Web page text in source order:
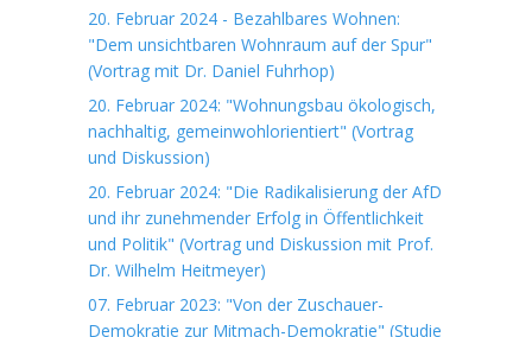
20. Februar 2024 - Bezahlbares Wohnen:
"Dem unsichtbaren Wohnraum auf der Spur"
(Vortrag mit Dr. Daniel Fuhrhop)
20. Februar 2024: "Wohnungsbau ökologisch,
nachhaltig, gemeinwohlorientiert" (Vortrag
und Diskussion)
20. Februar 2024: "Die Radikalisierung der AfD
und ihr zunehmender Erfolg in Öffentlichkeit
und Politik" (Vortrag und Diskussion mit Prof.
Dr. Wilhelm Heitmeyer)
07. Februar 2023: "Von der Zuschauer-
Demokratie zur Mitmach-Demokratie" (Studie